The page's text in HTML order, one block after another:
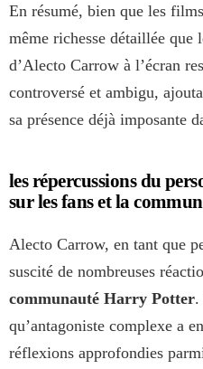
En résumé, bien que les
même richesse détaillée que
d’Alecto Carrow à l’écran
controversé et ambigu,
sa présence déjà imposante
les répercussions du
sur les fans et la
Alecto Carrow, en tant que
suscité de nombreuses
communauté Harry Potter.
qu’antagoniste complexe a
réflexions approfondies